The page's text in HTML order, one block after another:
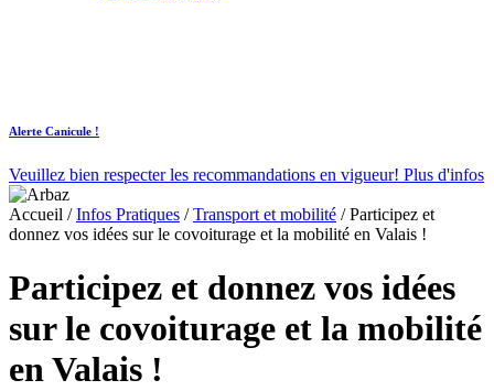
Alerte Canicule !
Veuillez bien respecter les recommandations en vigueur! Plus d'infos
Accueil /Infos Pratiques /Transport et mobilité /Participez et
donnez vos idées sur le covoiturage et la mobilité en Valais !
Participez et donnez vos idées
sur le covoiturage et la mobilité
en Valais !